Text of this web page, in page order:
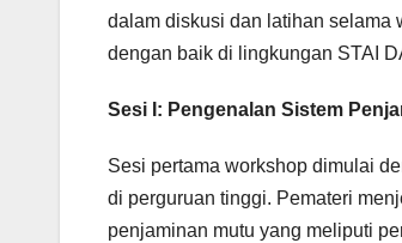
dalam diskusi dan latihan selama
dengan baik di lingkungan STAI
Sesi I: Pengenalan Sistem
Sesi pertama workshop dimulai
di perguruan tinggi. Pemateri
penjaminan mutu yang meliputi